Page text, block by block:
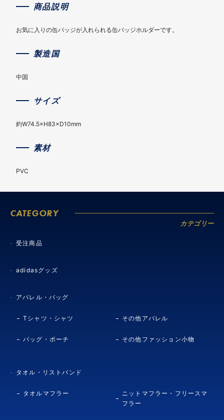
商品説明
お気に入りの缶バッジが入れられる缶バッジホルダーです。
製造国
中国
サイズ
約W74.5×H83×D10mm
素材
PVC
CATEGORY
カテゴリー
受注商品
adidasグッズ
アパレル・バッグ
Tシャツ・シャツ その他アパレル
バッグ・ポーチ その他ファッション小物
タオル・リストバンド
タオルマフラー
ニットマフラー・フリースマ
フラー